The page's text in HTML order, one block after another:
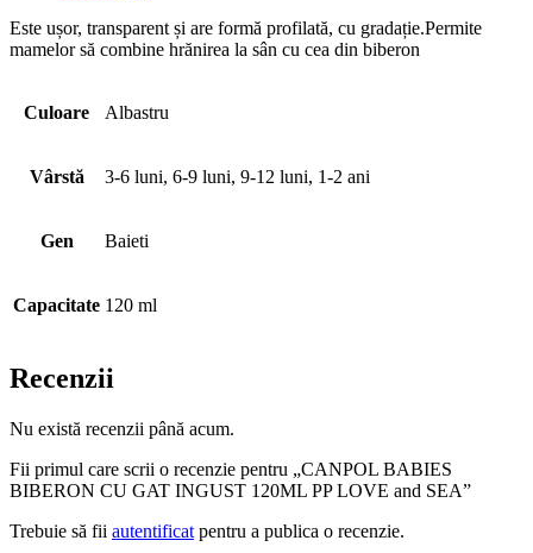
Este ușor, transparent și are formă profilată, cu gradație.Permite
mamelor să combine hrănirea la sân cu cea din biberon
Culoare Albastru
Vârstă 3-6 luni, 6-9 luni, 9-12 luni, 1-2 ani
Gen Baieti
Capacitate 120 ml
Recenzii
Nu există recenzii până acum.
Fii primul care scrii o recenzie pentru „CANPOL BABIES
BIBERON CU GAT INGUST 120ML PP LOVE and SEA”
Trebuie să fii autentificat pentru a publica o recenzie.